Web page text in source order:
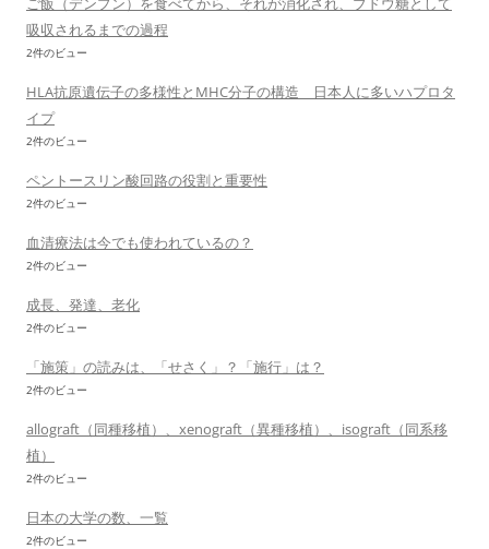
吸収されるまでの過程
2件のビュー
HLA抗原遺伝子の多様性とMHC分子の構造 日本人に多いハプロタ
イプ
2件のビュー
ペントースリン酸回路の役割と重要性
2件のビュー
血清療法は今でも使われているの？
2件のビュー
成長、発達、老化
2件のビュー
「施策」の読みは、「せさく」？「施行」は？
2件のビュー
allograft（同種移植）、xenograft（異種移植）、isograft（同系移
植）
2件のビュー
日本の大学の数、一覧
2件のビュー